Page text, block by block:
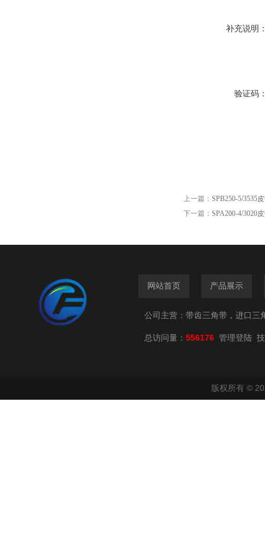
补充说明
验证码
上一篇： SPB250-5/3535
下一篇： SPA200-4/3020
网站首页 产品展示
公司主营：带齿三角带，进口三
总访问量： 556176 管理登陆
版权所有 ©